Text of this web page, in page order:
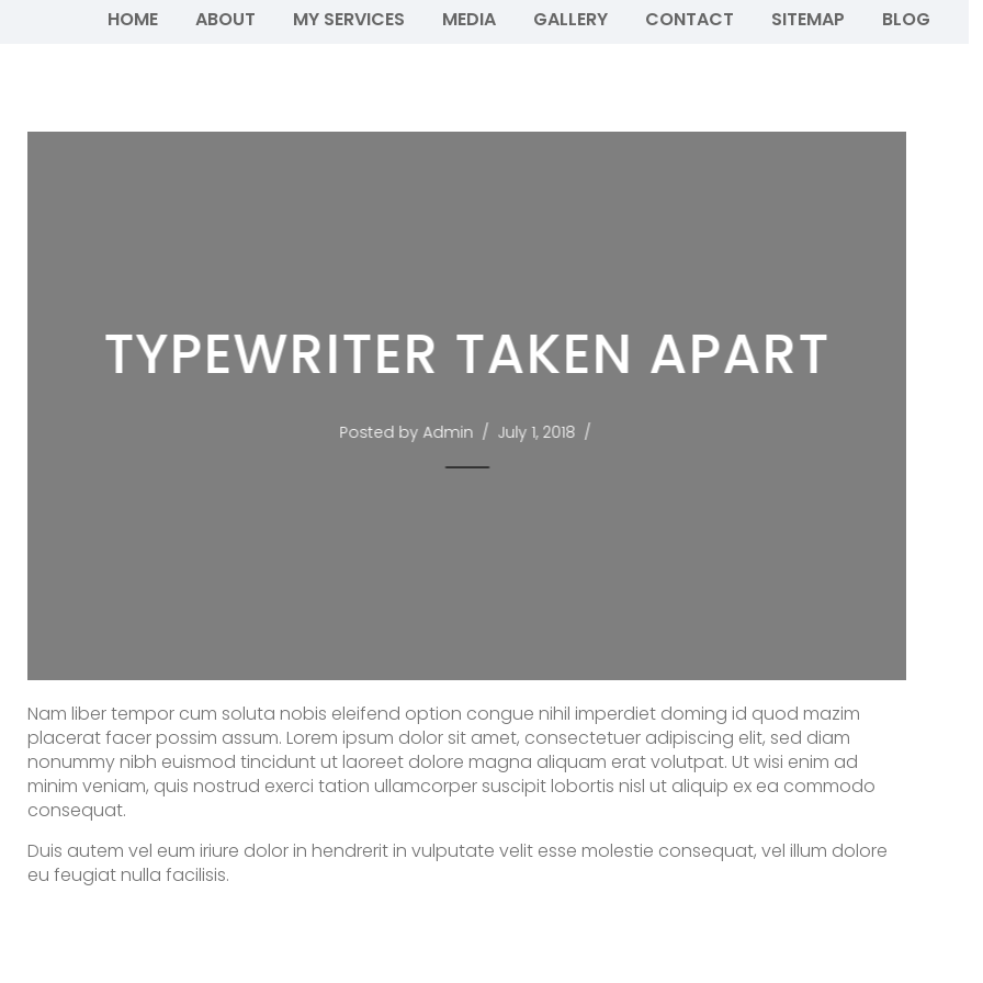
HOME ABOUT MY SERVICES MEDIA GALLERY CONTACT SITEMAP BLOG
TYPEWRITER TAKEN APART
Posted by Admin July 1, 2018
Nam liber tempor cum soluta nobis eleifend option congue nihil imperdiet doming id quod mazim
placerat facer possim assum. Lorem ipsum dolor sit amet, consectetuer adipiscing elit, sed diam
nonummy nibh euismod tincidunt ut laoreet dolore magna aliquam erat volutpat. Ut wisi enim ad
minim veniam, quis nostrud exerci tation ullamcorper suscipit lobortis nisl ut aliquip ex ea commodo
consequat.
Duis autem vel eum iriure dolor in hendrerit in vulputate velit esse molestie consequat, vel illum dolore
eu feugiat nulla facilisis.